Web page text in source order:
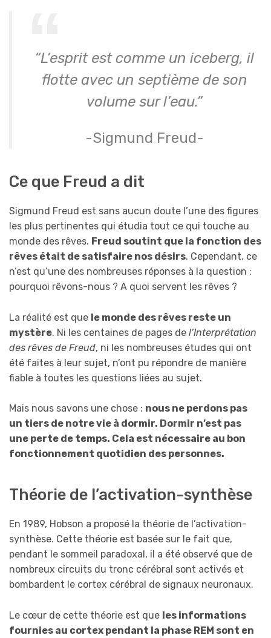
“L’esprit est comme un iceberg, il
flotte avec un septième de son
volume sur l’eau.”
-Sigmund Freud-
Ce que Freud a dit
Sigmund Freud est sans aucun doute l’une des figures
les plus pertinentes qui étudia tout ce qui touche au
monde des rêves. Freud soutint que la fonction des
rêves était de satisfaire nos désirs. Cependant, ce
n’est qu’une des nombreuses réponses à la question :
pourquoi rêvons-nous ? A quoi servent les rêves ?
La réalité est que le monde des rêves reste un
mystère. Ni les centaines de pages de l’Interprétation
des rêves de Freud, ni les nombreuses études qui ont
été faites à leur sujet, n’ont pu répondre de manière
fiable à toutes les questions liées au sujet.
Mais nous savons une chose : nous ne perdons pas
un tiers de notre vie à dormir. Dormir n’est pas
une perte de temps. Cela est nécessaire au bon
fonctionnement quotidien des personnes.
Théorie de l’activation-synthèse
En 1989, Hobson a proposé la théorie de l’activation-
synthèse. Cette théorie est basée sur le fait que,
pendant le sommeil paradoxal, il a été observé que de
nombreux circuits du tronc cérébral sont activés et
bombardent le cortex cérébral de signaux neuronaux.
Le cœur de cette théorie est que les informations
fournies au cortex pendant la phase REM sont en